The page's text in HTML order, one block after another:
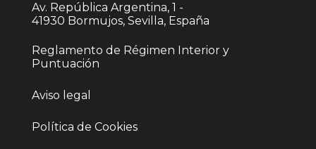
Av. República Argentina, 1 -
41930 Bormujos, Sevilla, España
Reglamento de Régimen Interior y
Puntuación
Aviso legal
Política de Cookies